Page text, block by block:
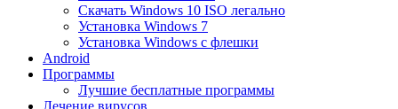
Скачать Windows 10 ISO легально
Установка Windows 7
Установка Windows с флешки
Android
Программы
Лучшие бесплатные программы
Лечение вирусов